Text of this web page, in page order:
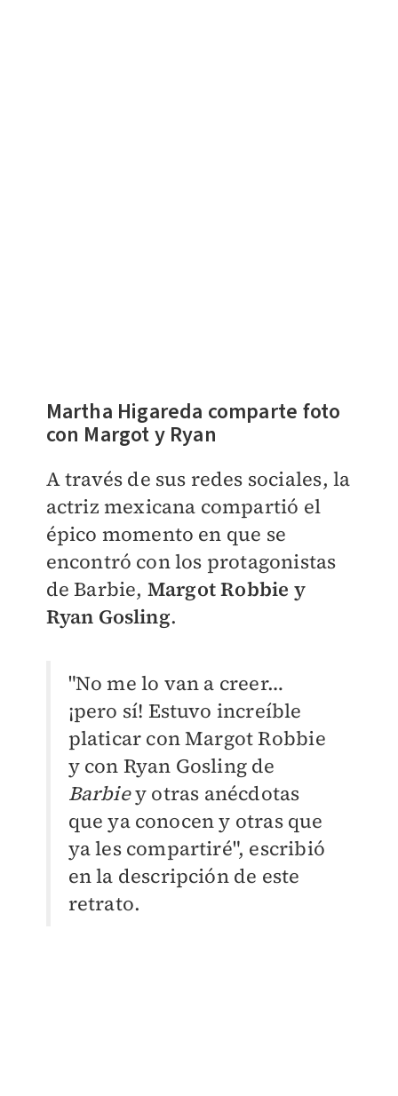
Martha Higareda comparte foto
con Margot y Ryan
A través de sus redes sociales, la
actriz mexicana compartió el
épico momento en que se
encontró con los protagonistas
de Barbie, Margot Robbie y
Ryan Gosling.
"No me lo van a creer…
¡pero sí! Estuvo increíble
platicar con Margot Robbie
y con Ryan Gosling de
Barbiey otras anécdotas
que ya conocen y otras que
ya les compartiré", escribió
en la descripción de este
retrato.